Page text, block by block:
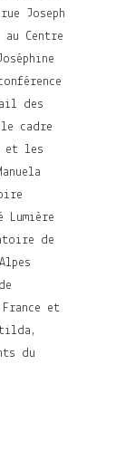
Joseph
Centre
des
le cadre
et les
Lumière
de
et
du